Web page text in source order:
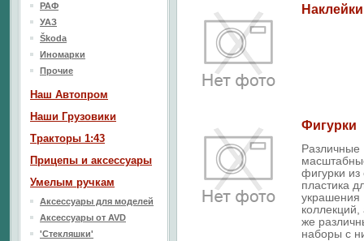
Наклейки
Фигурки
Различные
фигурки из
пластика
украшения
коллекций,
же
наборы с
РАФ
УАЗ
Škoda
Иномарки
Прочие
Наш Aвтопром
Наши Грузовики
Тракторы 1:43
Прицепы и аксессуары
Умелым ручкам
Аксессуары для моделей
Аксессуары от AVD
'Стекляшки'